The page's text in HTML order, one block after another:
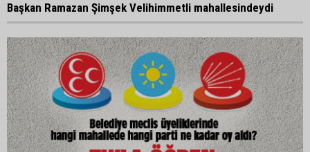
Başkan Ramazan Şimşek Velihimmetli mahallesindeydi